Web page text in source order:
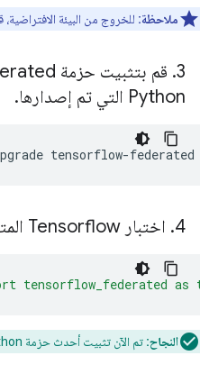
ملاحظة: للخروج من البيئة الافتراضية،
3
. قم بتثبيت حزمة Tensor
Python التي تم إصدارها
.
tensorflow-federated
4
. اختبار Tensorflow المتحد
tensorflow_federated
النجاح: تم الآن تثبيت أحدث حزمة TensorFlow Federated Python.